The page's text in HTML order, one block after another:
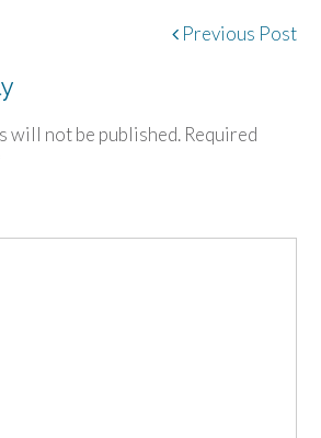
Previous Post
will not be published. Required